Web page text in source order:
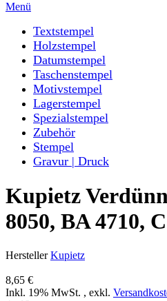
Menü
Textstempel
Holzstempel
Datumstempel
Taschenstempel
Motivstempel
Lagerstempel
Spezialstempel
Zubehör
Stempel
Gravur | Druck
Kupietz
8050, BA 4710,
HerstellerKupietz
8,65 €
Inkl. 19% MwSt. , exkl.